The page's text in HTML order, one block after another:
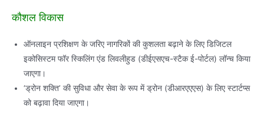
कौशल विकास
ऑनलाइन प्रशिक्षण के जरिए नागरिकों की कुशलता बढ़ाने के लिए डिजिटल
इकोसिस्टम फॉर स्किलिंग एंड लिवलीहुड (डीईएसएच-स्टैक ई-पोर्टल) लॉन्च किया
जाएगा।
‘ड्रोन शक्ति’ की सुविधा और सेवा के रूप में ड्रोन (डीआरएएएस) के लिए स्टार्टप्स
को बढ़ावा दिया जाएगा।